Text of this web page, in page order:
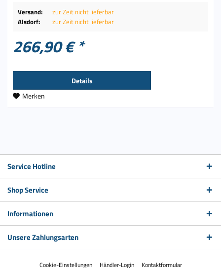
Versand:
zur Zeit nicht lieferbar
Alsdorf:
zur Zeit nicht lieferbar
266,90 € *
Details
Merken
Service Hotline
Shop Service
Informationen
Unsere Zahlungsarten
Cookie-Einstellungen Händler-Login Kontaktformular